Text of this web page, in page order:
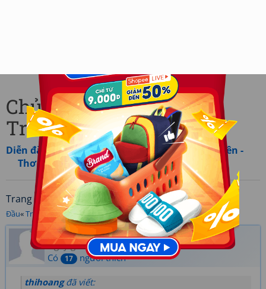
Chủ đề: Thơ Dạ Thảo. -
Trang 12
Diễn đàn»Cùng nhau tham gia »Thơ thành viên -
Thơ mới
Trang /20 (192 bài viết)
Đầu«Trước ‹ ... [10] [11] [12] [13] [14] ... › Sau»Cuối
Dạ Thảo
Ngày gửi: 26/09/2011 01:40
Có
17 người thích
thihoangđã viết: